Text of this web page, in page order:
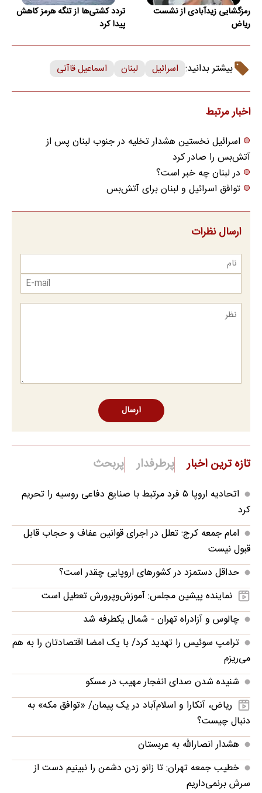
رمزگشایی زیدآبادی از نشست
ریاض
تردد کشتی‌ها از تنگه هرمز کاهش
پیدا کرد
بیشتر بدانید: اسرائیل لبنان اسماعیل قاآنی
اخبار مرتبط
اسرائیل نخستین هشدار تخلیه در جنوب لبنان پس از
آتش‌بس را صادر کرد
در لبنان چه خبر است؟
توافق اسرائیل و لبنان برای آتش‌بس
ارسال نظرات
ارسال
تازه ترین اخبار پرطرفدار پربحث
اتحادیه اروپا ۵ فرد مرتبط با صنایع دفاعی روسیه را تحریم
کرد
امام جمعه کرج: تعلل در اجرای قوانین عفاف و حجاب قابل
قبول نیست
حداقل دستمزد در کشورهای اروپایی چقدر است؟
نماینده پیشین مجلس: آموزش‌وپرورش تعطیل است
چالوس و آزادراه تهران - شمال یکطرفه شد
ترامپ سوئیس را تهدید کرد/ با یک امضا اقتصادتان را به هم
می‌ریزم
شنیده شدن صدای انفجار مهیب در مسکو
ریاض، آنکارا و اسلام‌آباد در یک پیمان/ «توافق مکه» به
دنبال چیست؟
هشدار انصارالله به عربستان
خطیب جمعه تهران: تا زانو زدن دشمن را نبینیم دست از
سرش برنمی‌داریم